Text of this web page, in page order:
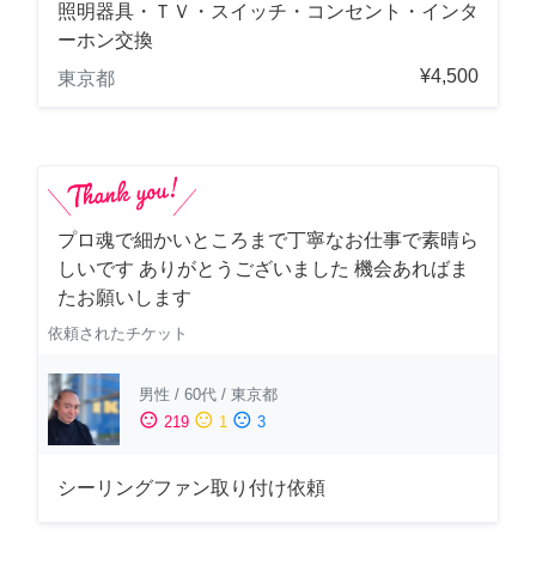
照明器具・ＴＶ・スイッチ・コンセント・インタ
ーホン交換
東京都
¥4,500
プロ魂で細かいところまで丁寧なお仕事で素晴ら
しいです ありがとうございました 機会あればま
たお願いします
依頼されたチケット
男性 / 60代 / 東京都
sentiment_satisfied 219 sentiment_neutral 1 sentiment_dissatisfied 3
シーリングファン取り付け依頼